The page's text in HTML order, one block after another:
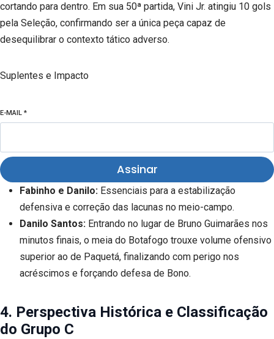
cortando para dentro. Em sua 50ª partida, Vini Jr. atingiu 10 gols
pela Seleção, confirmando ser a única peça capaz de
desequilibrar o contexto tático adverso.
Suplentes e Impacto
E-MAIL *
Assinar
Fabinho e Danilo: Essenciais para a estabilização
defensiva e correção das lacunas no meio-campo.
Danilo Santos: Entrando no lugar de Bruno Guimarães nos
minutos finais, o meia do Botafogo trouxe volume ofensivo
superior ao de Paquetá, finalizando com perigo nos
acréscimos e forçando defesa de Bono.
4. Perspectiva Histórica e Classificação
do Grupo C